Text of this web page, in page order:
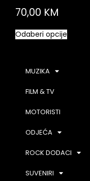
70,00 KM
Odaberi opcije
MUZIKA
FILM & TV
MOTORISTI
ODJEĆA
ROCK DODACI
SUVENIRI